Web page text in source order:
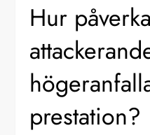
Hur
prestation?